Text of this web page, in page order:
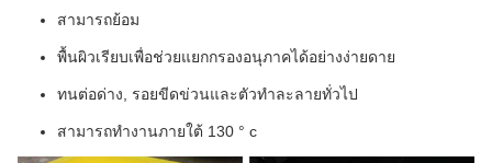
สามารถย้อม
พื้นผิวเรียบเพื่อช่วยแยกกรองอนุภาคได้อย่างง่ายดาย
ทนต่อด่าง, รอยขีดข่วนและตัวทำละลายทั่วไป
สามารถทำงานภายใต้ 130 ° c